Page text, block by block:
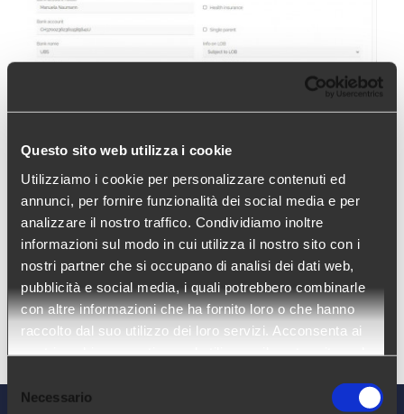
Questo sito web utilizza i cookie
Utilizziamo i cookie per personalizzare contenuti ed
annunci, per fornire funzionalità dei social media e per
analizzare il nostro traffico. Condividiamo inoltre
informazioni sul modo in cui utilizza il nostro sito con i
nostri partner che si occupano di analisi dei dati web,
pubblicità e social media, i quali potrebbero combinarle
con altre informazioni che ha fornito loro o che hanno
raccolto dal suo utilizzo dei loro servizi. Acconsenta ai
nostri cookie se continua ad utilizzare il nostro sito web.
delNecessario
Gestione dei dati
amministrativi
Gestione dei dati amministrativi
Amministrazione CH | Salari CH | Dati
amministrativi Prodotti di riferimento Ngage
Mese di rilascio Agosto 2022 Indice dei
contenuti 1. Gestione dell’LPP 2. Perm[...]